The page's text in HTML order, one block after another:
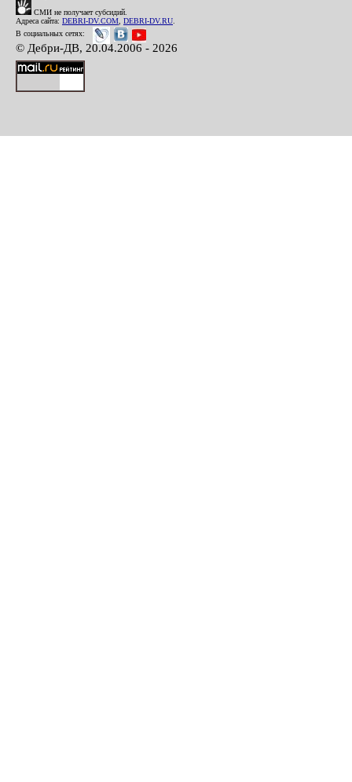
СМИ не получает субсидий.
Адреса сайта: DEBRI-DV.COM DEBRI-DV.RU
В социальных сетях:
© Дебри-ДВ, 20.04.2006 - 2026